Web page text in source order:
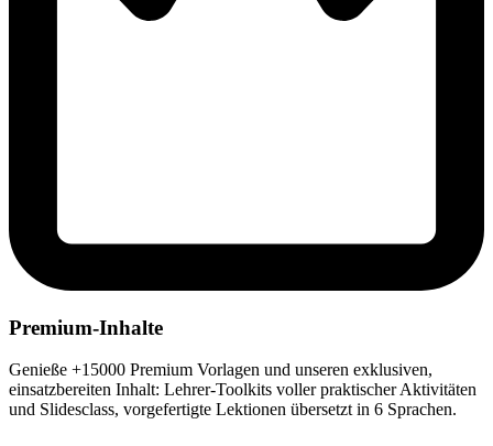
Premium-Inhalte
Genieße +15000 Premium Vorlagen und unseren exklusiven,
einsatzbereiten Inhalt: Lehrer-Toolkits voller praktischer Aktivitäten
und Slidesclass, vorgefertigte Lektionen übersetzt in 6 Sprachen.